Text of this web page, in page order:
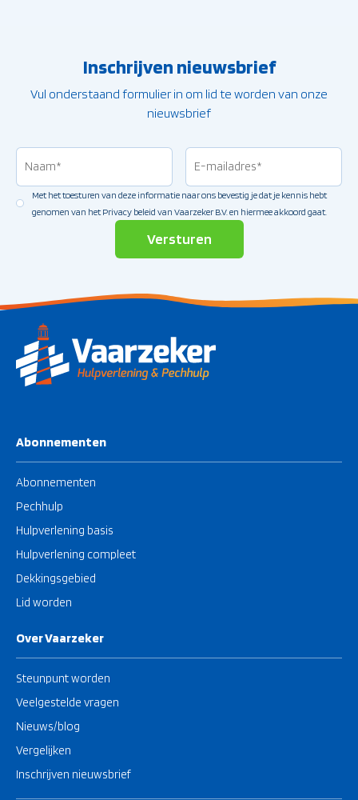
Inschrijven nieuwsbrief
Vul onderstaand formulier in om lid te worden van onze
nieuwsbrief
Toestemming (Vereist)
Met het toesturen van deze informatie naar ons bevestig je dat je kennis hebt
genomen van het Privacy beleid van Vaarzeker B.V. en hiermee akkoord gaat.
Abonnementen
Abonnementen
Pechhulp
Hulpverlening basis
Hulpverlening compleet
Dekkingsgebied
Lid worden
Over Vaarzeker
Steunpunt worden
Veelgestelde vragen
Nieuws/blog
Vergelijken
Inschrijven nieuwsbrief